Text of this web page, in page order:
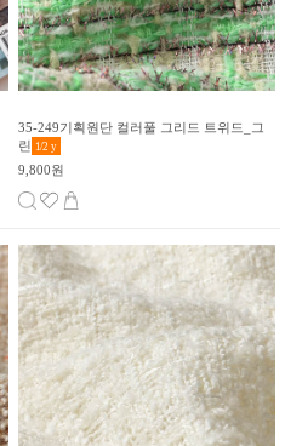
35-249기획원단 컬러풀 그리드 트위드_그
린 1/2 y
9,800원